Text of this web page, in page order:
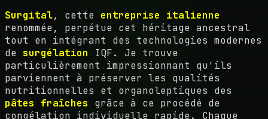
Surgital, cette entreprise italienne
renommée, perpétue cet héritage ancestral
tout en intégrant des technologies modernes
de surgélation IQF. Je trouve
particulièrement impressionnant qu'ils
parviennent à préserver les qualités
nutritionnelles et organoleptiques des
pâtes fraîches grâce à ce procédé de
congélation individuelle rapide. Chaque